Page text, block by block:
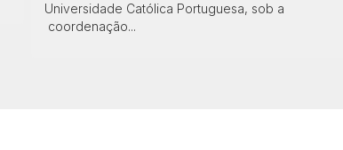
Universidade Católica Portuguesa, sob a
coordenação...